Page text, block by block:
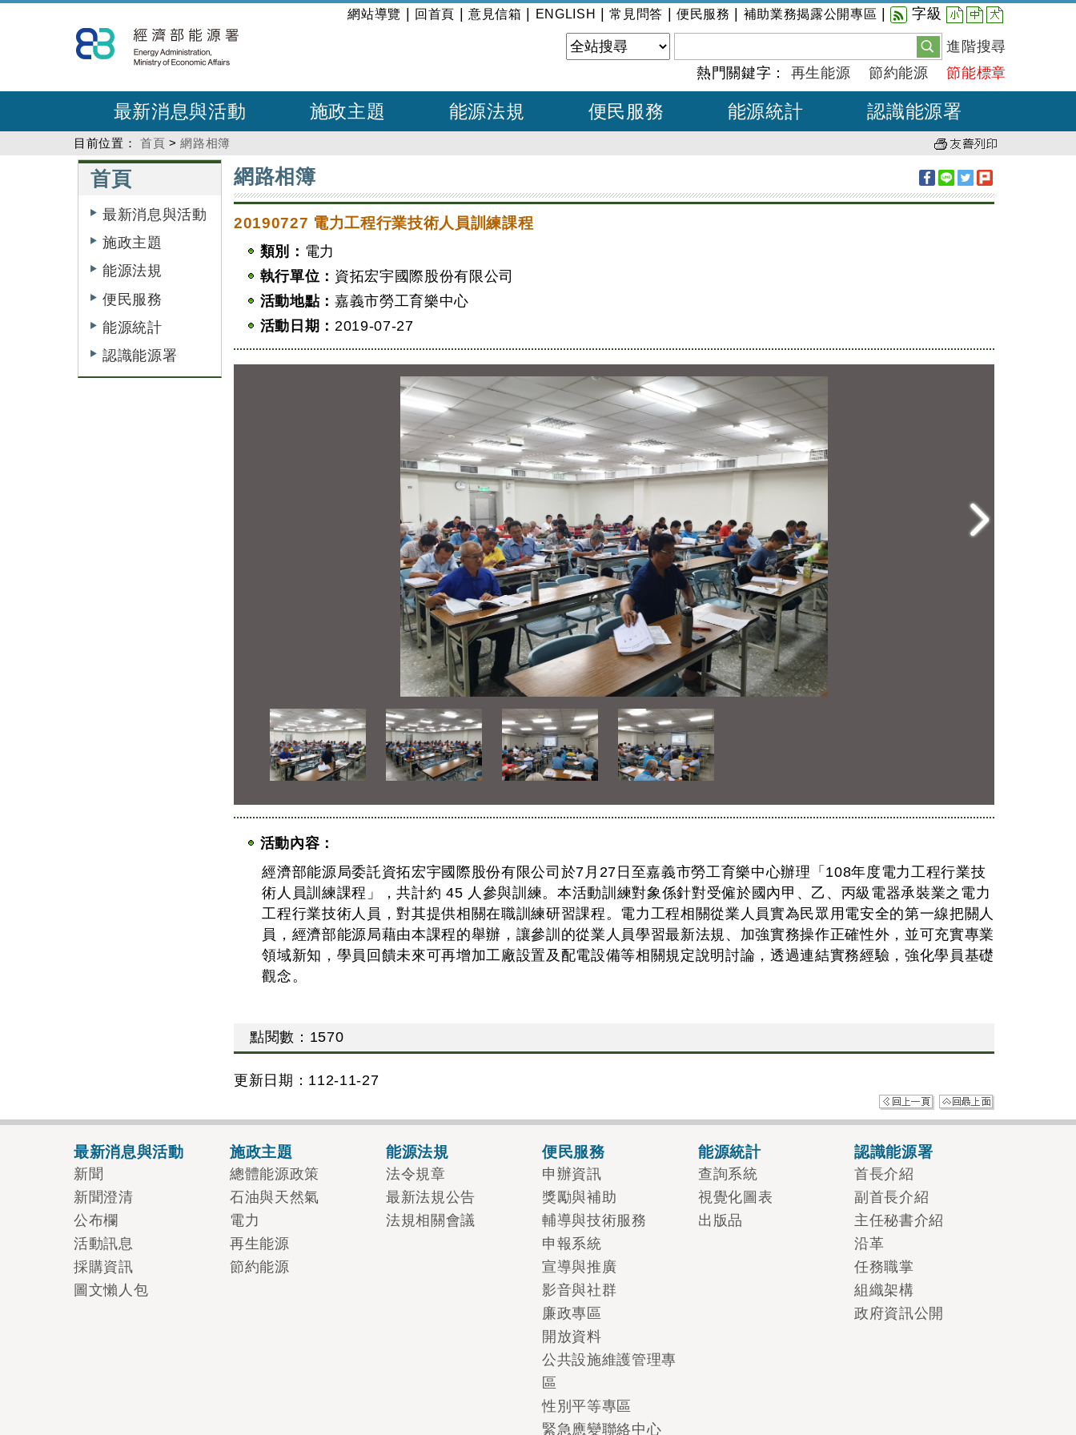
到
主
內
:::
網站導覽 回首頁 意見信箱 ENGLISH |常見問答 便民服務 補助業務揭露公開專區 字級 小 中 大
進階搜尋
熱門關鍵字： 再生能源 節約能源 節能標章
最新消息與活動 施政主題 能源法規 便民服務 能源統計 認識能源署
目前位置： 首頁 >網路相簿
:::首頁
最新消息與活動
施政主題
能源法規
便民服務
能源統計
認識能源署
:::
網路相簿
20190727 電力工程行業技術人員訓練課程
類別： 電力
執行單位： 資拓宏宇國際股份有限公司
活動地點： 嘉義市勞工育樂中心
活動日期： 2019-07-27
活動內容：
經濟部能源局委託資拓宏宇國際股份有限公司於7月27日至嘉義市勞工育樂中心辦理「108年度電力工程行業技
術人員訓練課程」，共計約 45 人參與訓練。本活動訓練對象係針對受僱於國內甲、乙、丙級電器承裝業之電力
工程行業技術人員，對其提供相關在職訓練研習課程。電力工程相關從業人員實為民眾用電安全的第一線把關人
員，經濟部能源局藉由本課程的舉辦，讓參訓的從業人員學習最新法規、加強實務操作正確性外，並可充實專業
領域新知，學員回饋未來可再增加工廠設置及配電設備等相關規定說明討論，透過連結實務經驗，強化學員基礎
觀念。
點閱數 ： 1570
更新日期：112-11-27
最新消息與活動
新聞
新聞澄清
公布欄
活動訊息
採購資訊
圖文懶人包
施政主題
總體能源政策
石油與天然氣
電力
再生能源
節約能源
能源法規
法令規章
最新法規公告
法規相關會議
便民服務
申辦資訊
獎勵與補助
輔導與技術服務
申報系統
宣導與推廣
影音與社群
廉政專區
開放資料
公共設施維護管理專
區
性別平等專區
緊急應變聯絡中心
能源統計
查詢系統
視覺化圖表
出版品
認識能源署
首長介紹
副首長介紹
主任秘書介紹
沿革
任務職掌
組織架構
政府資訊公開